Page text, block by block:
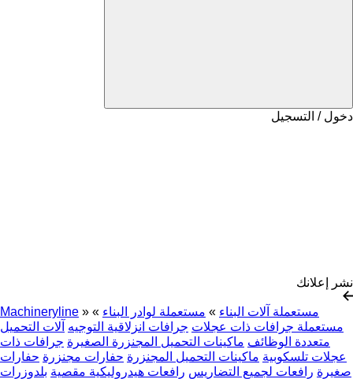
دخول / التسجيل
نشر إعلانك
Machineryline » مستعملة آلات البناء » مستعملة لوادر البناء »
مستعملة جرافات ذات عجلات جرافات انزلاقية التوجيه آلات التحميل
متعددة الوظائف ماكينات التحميل المجنزرة الصغيرة جرافات ذات
عجلات تلسكوبية ماكينات التحميل المجنزرة حفارات مجنزرة حفارات
صغيرة رافعات لجميع التضاريس رافعات هيدروليكية مقصية بلدوزرات